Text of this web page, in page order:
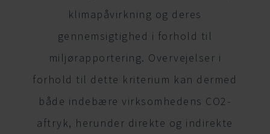
klimapåvirkning og deres
gennemsigtighed i forhold til
miljørapportering. Overvejelser i
forhold til dette kriterium kan dermed
både indebære virksomhedens CO2-
aftryk, herunder direkte og indirekte